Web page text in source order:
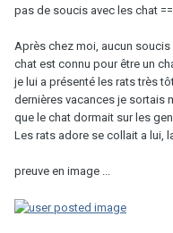
pas de soucis avec les chat ==.
Après chez moi, aucun
chat est connu pour être un
je lui a présenté les rats très
dernières vacances je sortais
que le chat dormait sur les
Les rats adore se collait a lui,
preuve en image ...